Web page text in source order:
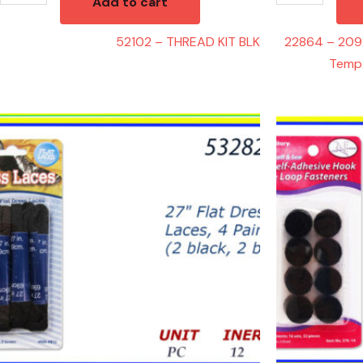
52102 – THREAD KIT BLK
22864 –
53282
-
SHOE
LACES
27"
BRW/BLK
quantity
52132
-
HOOK
LOOP
FASTENERS
BLK
quantity